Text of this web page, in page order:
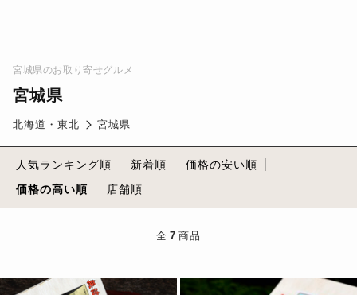
宮城県のお取り寄せグルメ
宮城県
北海道・東北 宮城県
人気ランキング順 新着順
価格の安い順
価格の高い順
店舗順
全 7 商品